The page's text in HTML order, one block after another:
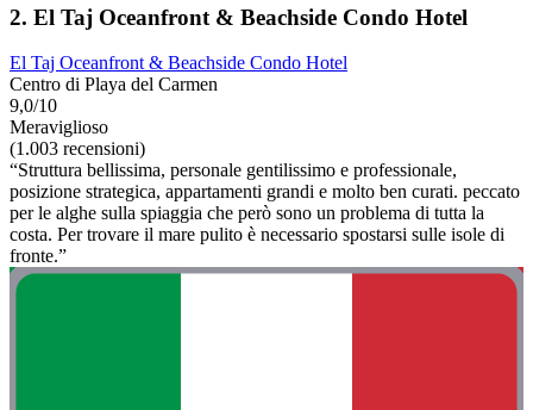
2. El Taj Oceanfront & Beachside Condo Hotel
El Taj Oceanfront & Beachside Condo Hotel
Centro di Playa del Carmen
9,0/10
Meraviglioso
(1.003 recensioni)
“Struttura bellissima, personale gentilissimo e professionale,
posizione strategica, appartamenti grandi e molto ben curati. peccato
per le alghe sulla spiaggia che però sono un problema di tutta la
costa. Per trovare il mare pulito è necessario spostarsi sulle isole di
fronte.”